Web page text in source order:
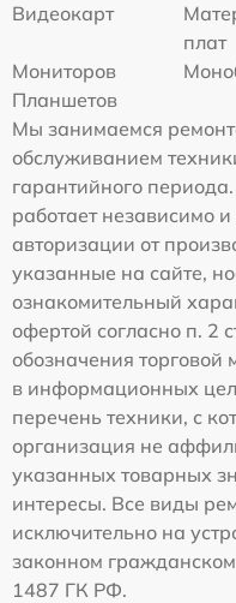
Видеокарт
плат
Мониторов
Планшетов
Мы занимаемся
обслуживанием
гарантийного
работает независимо
авторизации от
указанные на сайте,
ознакомительный
офертой согласно п. 2
обозначения торговой
в информационных
перечень техники, с
организация не
указанных товарных
интересы. Все виды
исключительно на
законном гражданском
1487 ГК РФ.